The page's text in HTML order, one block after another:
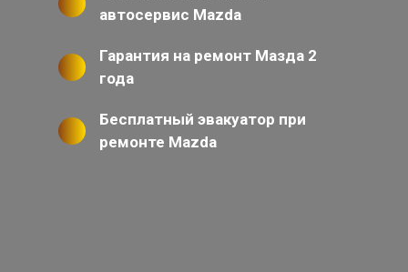
автосервис Mazda
Гарантия на ремонт Мазда 2
года
Бесплатный эвакуатор при
ремонте Mazda